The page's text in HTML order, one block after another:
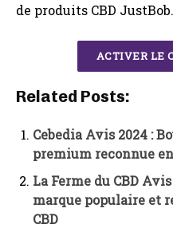
de produits CBD
ACTIVER LE
Related Posts:
Cebedia Avis 2024 :
premium reconnue
La Ferme du CBD
marque populaire et
CBD